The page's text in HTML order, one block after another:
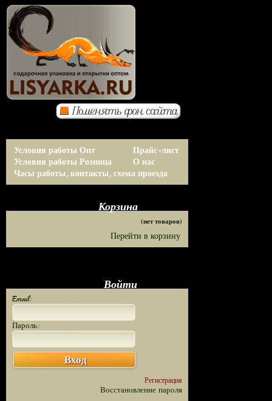
Условия работы Опт
Условия работы Розница
Прайс-лист
О нас
Часы работы, контакты, схема проезда
Корзина
(нет товаров)
Перейти в корзину
Войти
Email:
Пароль:
Вход
Регистрация
Восстановление пароля